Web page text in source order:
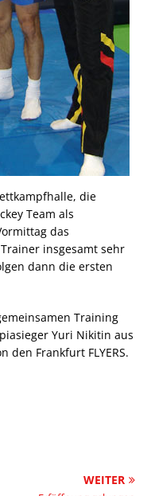
die
Team als
das
insgesamt sehr
dann die ersten
Training
Yuri Nikitin aus
den Frankfurt FLYERS.
WEITER